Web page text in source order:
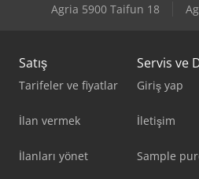
Agria 5900 Taifun 18
Satış
Tarifeler ve fiyatlar
İlan vermek
İlanları yönet
Servis ve
Giriş yap
İletişim
Sample